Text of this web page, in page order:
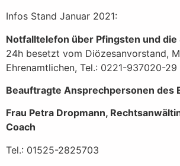
Infos Stand Januar 2021:
Notfalltelefon über Pfingsten und
24h besetzt vom Diözesanvorstand,
Ehrenamtlichen, Tel.: 0221-937020-29
Beauftragte Ansprechpersonen des
Frau Petra Dropmann,
Coach
Tel.: 01525-2825703